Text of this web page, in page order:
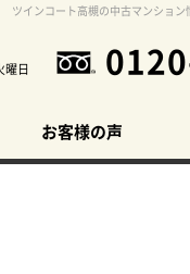
ツインコート高槻の中古マンショ
曜日
お客様の声